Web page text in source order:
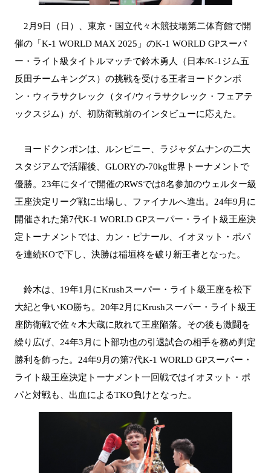
2月9日（日）、東京・国立代々木競技場第二体育館で開
催の「K-1 WORLD MAX 2025」のK-1 WORLD GPスーパ
ー・ライト級タイトルマッチで鈴木勇人（日本/K-1ジム五
反田チームキングス）の挑戦を受ける王者ヨードクンポ
ン・ウィラサクレック（タイ/ウィラサクレック・フェアテ
ックスジム）が、初防衛戦前のインタビューに応えた。
ヨードクンポンは、ルンピニー、ラジャダムナンの二大
スタジアムで活躍後、GLORYの-70kg世界トーナメントで
優勝。23年にタイで開催のRWSでは8名参加のウェルター級
王座決定リーグ戦に出場し、ファイナルへ進出。24年9月に
開催された第7代K-1 WORLD GPスーパー・ライト級王座決
定トーナメントでは、カン・ピナール、イオヌット・ポパ
を連続KOで下し、決勝は稲垣柊を破り新王者となった。
鈴木は、19年1月にKrushスーパー・ライト級王座を松下
大紀と争いKO勝ち。20年2月にKrushスーパー・ライト級王
座防衛戦で佐々木大蔵に敗れて王座陥落。その後も激闘を
繰り広げ、24年3月に卜部功也の引退試合の相手を務め判定
勝利を飾った。24年9月の第7代K-1 WORLD GPスーパー・
ライト級王座決定トーナメント一回戦ではイオヌット・ポ
パと対戦も、出血によるTKO負けとなった。